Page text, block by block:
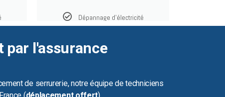
Dépannage d'électricité
l'assurance
de serrurerie, notre équipe de techniciens